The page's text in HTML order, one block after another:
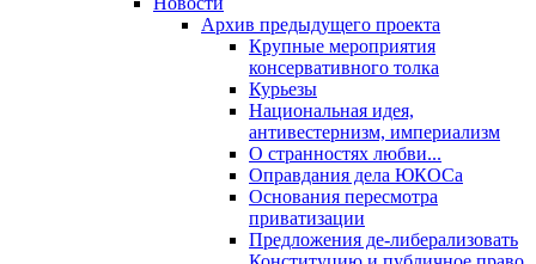
Архив предыдущего проекта
Крупные мероприятия
консервативного толка
Курьезы
Национальная идея,
антивестернизм, империализм
О странностях любви...
Оправдания дела ЮКОСа
Основания пересмотра
приватизации
Предложения де-либерализовать